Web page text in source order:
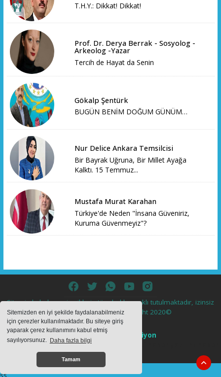
Sitemizden en iyi şekilde faydalanabilmeniz
için çerezler kullanılmaktadır. Bu siteye giriş
yaparak çerez kullanımını kabul etmiş
sayılıyorsunuz. Daha fazla bilgi
Tamam
T.H.Y.: Dikkat! Dikkat!
Prof. Dr. Derya Berrak - Sosyolog -
Arkeolog -Yazar
Tercih de Hayat da Senin
Gökalp Şentürk
BUGÜN BENİM DOĞUM GÜNÜM…
Nur Delice Ankara Temsilcisi
Bir Bayrak Uğruna, Bir Millet Ayağa
Kalktı. 15 Temmuz...
Mustafa Murat Karahan
Türkiye'de Neden "İnsana Güveniriz,
Kuruma Güvenmeyiz"?
Sitemizde bulunan içeriklerin tüm hakları saklı tutulmaktadır, izinsiz
içerikler kullanılamaz. Copyright 2020©
Haber Yazılımı:
Web Aksiyon
haber yazılımı haber paketi
script
ss